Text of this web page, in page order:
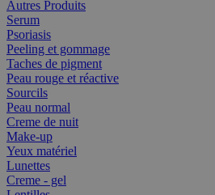
Autres Produits
Serum
Psoriasis
Peeling et gommage
Taches de pigment
Peau rouge et réactive
Sourcils
Peau normal
Creme de nuit
Make-up
Yeux matériel
Lunettes
Creme - gel